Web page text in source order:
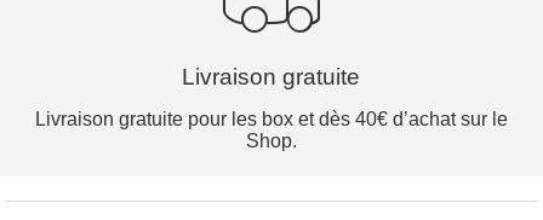
Livraison gratuite
Livraison gratuite pour les box et dès 40€ d’achat sur le
Shop.